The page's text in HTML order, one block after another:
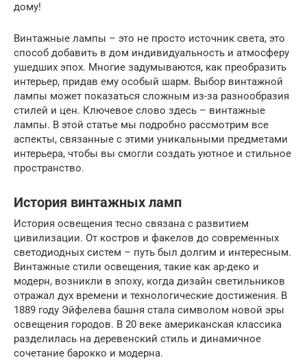
дому!
Винтажные лампы – это не просто источник света, это
способ добавить в дом индивидуальность и атмосферу
ушедших эпох. Многие задумываются, как преобразить
интерьер, придав ему особый шарм. Выбор винтажной
лампы может показаться сложным из-за разнообразия
стилей и цен. Ключевое слово здесь – винтажные
лампы. В этой статье мы подробно рассмотрим все
аспекты, связанные с этими уникальными предметами
интерьера, чтобы вы смогли создать уютное и стильное
пространство.
История винтажных ламп
История освещения тесно связана с развитием
цивилизации. От костров и факелов до современных
светодиодных систем – путь был долгим и интересным.
Винтажные стили освещения, такие как ар-деко и
модерн, возникли в эпоху, когда дизайн светильников
отражал дух времени и технологические достижения. В
1889 году Эйфелева башня стала символом новой эры
освещения городов. В 20 веке американская классика
разделилась на деревенский стиль и динамичное
сочетание барокко и модерна.